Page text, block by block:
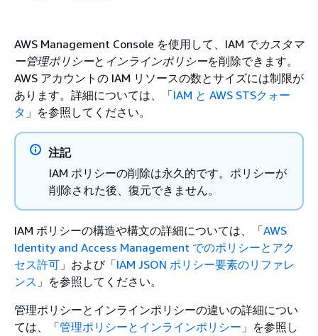
AWS Management Console を使用して、IAM でカスタマ
ー管理ポリシーと インラインポリシーを削除できます。
AWS アカウントの IAM リソースの数とサイズには制限が
あります。詳細については、「IAM と AWS STSクォー
タ 」を参照してください。
注記
IAM ポリシーの削除は永久的です。ポリシーが
削除された後、復元できません。
IAM ポリシーの構造や構文の詳細については、「AWS
Identity and Access Management でのポリシーとアク
セス許可 」および「IAM JSON ポリシー要素のリファレ
ンス 」を参照してください。
管理ポリシーとインラインポリシーの違いの詳細につい
ては、「管理ポリシーとインラインポリシー 」を参照し